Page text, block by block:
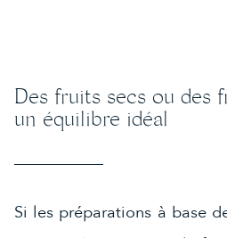
Des fruits secs ou des
un équilibre idéal
Si les préparations à base